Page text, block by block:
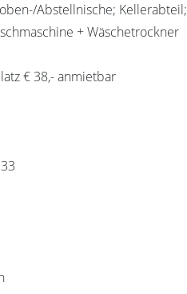
Abstellnische; Kellerabteil;
+ Wäschetrockner
€ 38,- anmietbar